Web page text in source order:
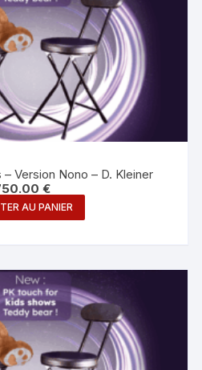
Version Nono – D. Kleiner
€
AU PANIER